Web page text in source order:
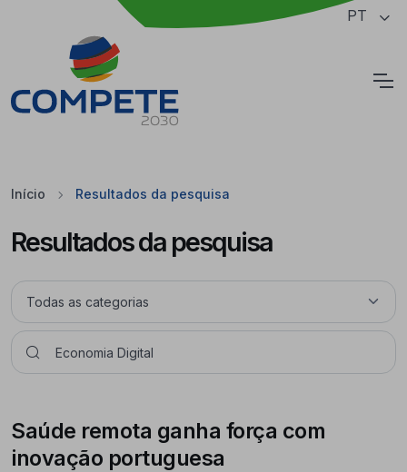
Saltar para o conteúdo principal da página PT
Início Resultados da pesquisa
Resultados da pesquisa
Saúde remota ganha força com
inovação portuguesa